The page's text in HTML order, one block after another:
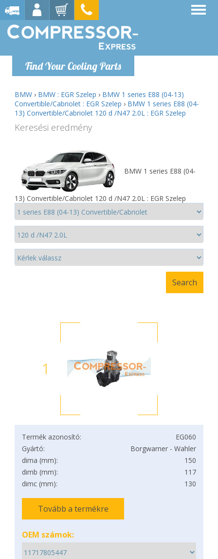
Find Your Cooling Parts
BMW › BMW : EGR Szelep › BMW 1 series E88 (04-13)
Convertible/Cabriolet : EGR Szelep › BMW 1 series E88 (04-
13) Convertible/Cabriolet 120 d /N47 2.0L : EGR Szelep
Keresési eredmény
BMW 1 series E88 (04-
13) Convertible/Cabriolet 120 d /N47 2.0L : EGR Szelep
1
Termék azonosító:
EG060
Gyártó:
Borgwarner - Wahler
dima (mm):
150
dimb (mm):
117
dimc (mm):
130
Tovább a termékre
OEM számok: